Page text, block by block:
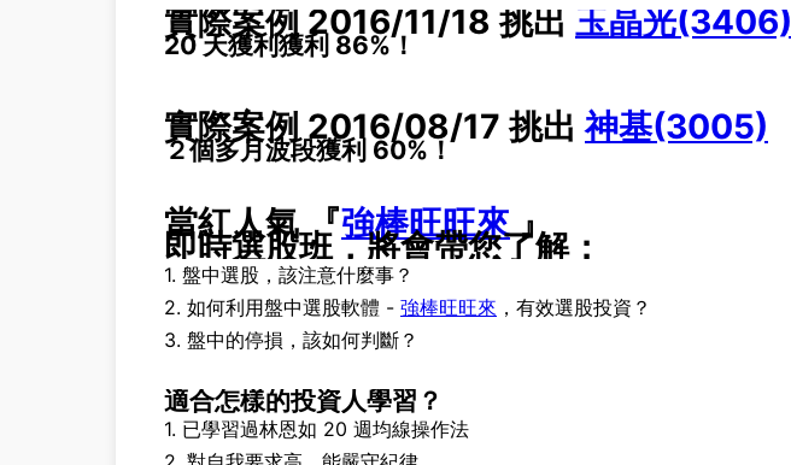
實際案例 2016/11/18 挑出 玉晶光(3406)
20 天獲利獲利 86%！
實際案例 2016/08/17 挑出神基(3005)
２個多月波段獲利 60%！
當紅人氣 『強棒旺旺來』
即時選股班，將會帶您了解：
1. 盤中選股，該注意什麼事？
2. 如何利用盤中選股軟體 - 強棒旺旺來 ，有效選股投資？
3. 盤中的停損，該如何判斷？
適合怎樣的投資人學習？
1. 已學習過林恩如 20 週均線操作法